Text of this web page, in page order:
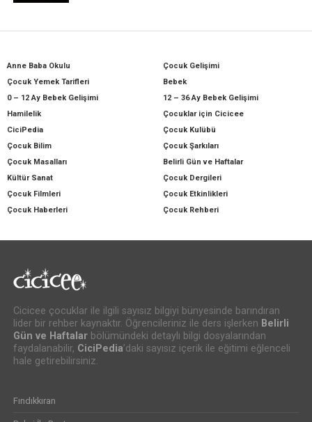
Anne Baba Okulu
Çocuk Gelişimi
Çocuk Yemek Tarifleri
Bebek
0 – 12 Ay Bebek Gelişimi
12 – 36 Ay Bebek Gelişimi
Hamilelik
Çocuklar için Cicicee
CiciPedia
Çocuk Kulübü
Çocuk Bilim
Çocuk Şarkıları
Çocuk Masalları
Belirli Gün ve Haftalar
Kültür Sanat
Çocuk Dergileri
Çocuk Filmleri
Çocuk Etkinlikleri
Çocuk Haberleri
Çocuk Rehberi
Cicicee çocuklar ile ilgili sayısız bilgiyi bünyesinde barındıran
lider bir rehber kaynaktır. Öğrencileriniz ile ders işlerken Belirli
Gün ve Haftalarbölümündeki detaylı bilgi dosyalarından
faydalanabilir, CiciPedia’daki sayısız içerik ile eğitimi eğlenceli
hale getirebilirsiniz.
Fındıkkıran